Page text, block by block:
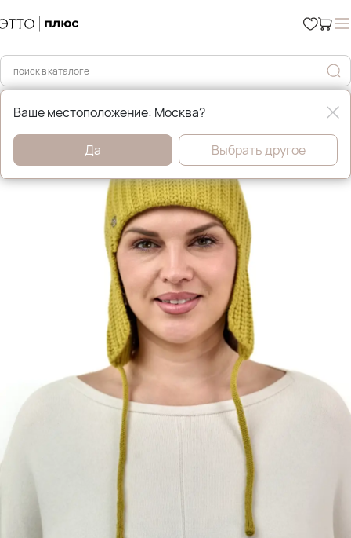
Главная Аксессуары
Ваше местоположение: Москва?
Да Выбрать другое